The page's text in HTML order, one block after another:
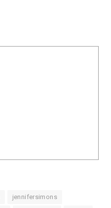
jennifersimons